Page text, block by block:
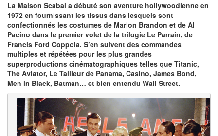
La Maison Scabal a débuté son aventure hollywoodienne en
1972 en fournissant les tissus dans lesquels sont
confectionnés les costumes de Marlon Brandon et de Al
Pacino dans le premier volet de la trilogie Le Parrain, de
Francis Ford Coppola. S’en suivent des commandes
multiples et répétées pour les plus grandes
superproductions cinématographiques telles que Titanic,
The Aviator, Le Tailleur de Panama, Casino, James Bond,
Men in Black, Batman… et bien entendu Wall Street.